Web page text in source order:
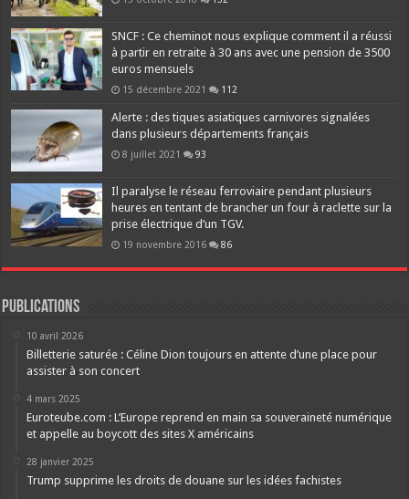
SNCF : Ce cheminot nous explique comment il a réussi
à partir en retraite à 30 ans avec une pension de 3500
euros mensuels
15 décembre 2021 112
Alerte : des tiques asiatiques carnivores signalées
dans plusieurs départements français
8 juillet 2021 93
Il paralyse le réseau ferroviaire pendant plusieurs
heures en tentant de brancher un four à raclette sur la
prise électrique d’un TGV.
19 novembre 2016 86
Publications
10 avril 2026
Billetterie saturée : Céline Dion toujours en attente d’une place pour
assister à son concert
4 mars 2025
Euroteube.com : L’Europe reprend en main sa souveraineté numérique
et appelle au boycott des sites X américains
28 janvier 2025
Trump supprime les droits de douane sur les idées fachistes